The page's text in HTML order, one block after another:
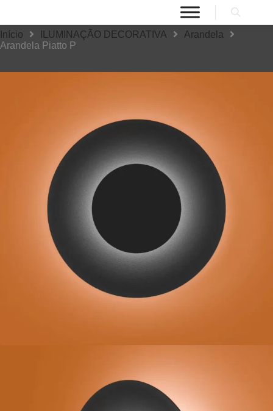
Início ILUMINAÇÃO DECORATIVA
Arandela
Arandela Piatto P